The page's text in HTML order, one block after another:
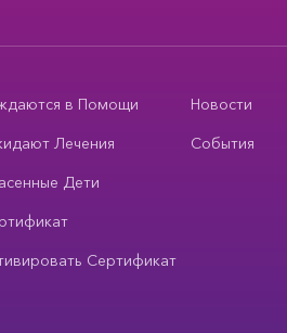
в Помощи
Лечения
Дети
Сертификат
Новости
События